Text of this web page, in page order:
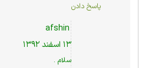
پاسخ دادن
afshin
۱۳ اسفند ۱۳۹۲
سلام .